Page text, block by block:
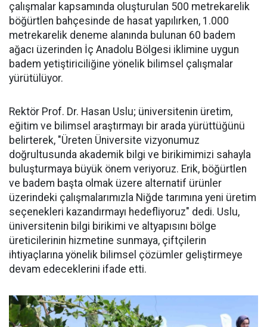
çalışmalar kapsamında oluşturulan 500 metrekarelik
böğürtlen bahçesinde de hasat yapılırken, 1.000
metrekarelik deneme alanında bulunan 60 badem
ağacı üzerinden İç Anadolu Bölgesi iklimine uygun
badem yetiştiriciliğine yönelik bilimsel çalışmalar
yürütülüyor.
Rektör Prof. Dr. Hasan Uslu; üniversitenin üretim,
eğitim ve bilimsel araştırmayı bir arada yürüttüğünü
belirterek, "Üreten Üniversite vizyonumuz
doğrultusunda akademik bilgi ve birikimimizi sahayla
buluşturmaya büyük önem veriyoruz. Erik, böğürtlen
ve badem başta olmak üzere alternatif ürünler
üzerindeki çalışmalarımızla Niğde tarımına yeni üretim
seçenekleri kazandırmayı hedefliyoruz" dedi. Uslu,
üniversitenin bilgi birikimi ve altyapısını bölge
üreticilerinin hizmetine sunmaya, çiftçilerin
ihtiyaçlarına yönelik bilimsel çözümler geliştirmeye
devam edeceklerini ifade etti.